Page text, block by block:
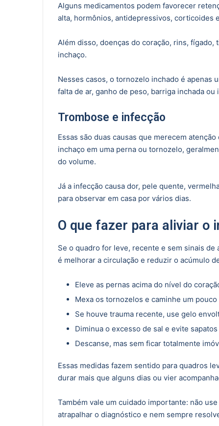
Alguns medicamentos podem favorecer
alta, hormônios, antidepressivos, corticoides
Além disso, doenças do coração, rins,
inchaço.
Nesses casos, o tornozelo inchado é apenas
falta de ar, ganho de peso, barriga inchada ou
Trombose e infecção
Essas são duas causas que merecem
inchaço em uma perna ou tornozelo,
do volume.
Já a infecção causa dor, pele quente,
para observar em casa por vários dias.
O que fazer para aliviar o
Se o quadro for leve, recente e sem sinais
é melhorar a circulação e reduzir o acúmulo
Eleve as pernas acima do nível do
Mexa os tornozelos e caminhe um
Se houve trauma recente, use gelo
Diminua o excesso de sal e evite
Descanse, mas sem ficar totalmente
Essas medidas fazem sentido para quadros
durar mais que alguns dias ou vier
Também vale um cuidado importante: não
atrapalhar o diagnóstico e nem sempre